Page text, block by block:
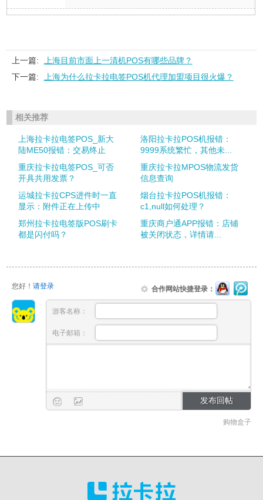
上一篇:
上海目前市面上一清机POS有哪些品牌？
下一篇:
上海为什么拉卡拉电签POS机代理加盟项目很火爆？
相关推荐
上海拉卡拉电签POS_新大
陆ME50报错：交易终止
洛阳拉卡拉POS机报错：
9999系统繁忙，其他未...
重庆拉卡拉电签POS_可否
开具共用发票？
重庆拉卡拉MPOS物流发货
信息查询
运城拉卡拉CPS进件时一直
显示：附件正在上传中
烟台拉卡拉POS机报错：
c1,null如何处理？
郑州拉卡拉电签版POS刷卡
都是闪付吗？
重庆商户通APP报错：店铺
被关闭状态，详情请...
您好！ 请登录 合作网站快捷登录：
游客名称：
电子邮箱：
购物盒子